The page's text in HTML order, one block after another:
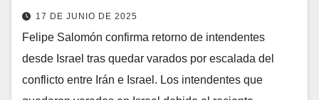
17 DE JUNIO DE 2025
Felipe Salomón confirma retorno de intendentes
desde Israel tras quedar varados por escalada del
conflicto entre Irán e Israel. Los intendentes que